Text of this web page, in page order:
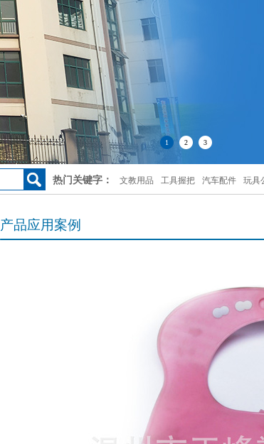
1 2 3
热门关键字： 文教用品 工具握把 汽车配件 玩具
产品应用案例